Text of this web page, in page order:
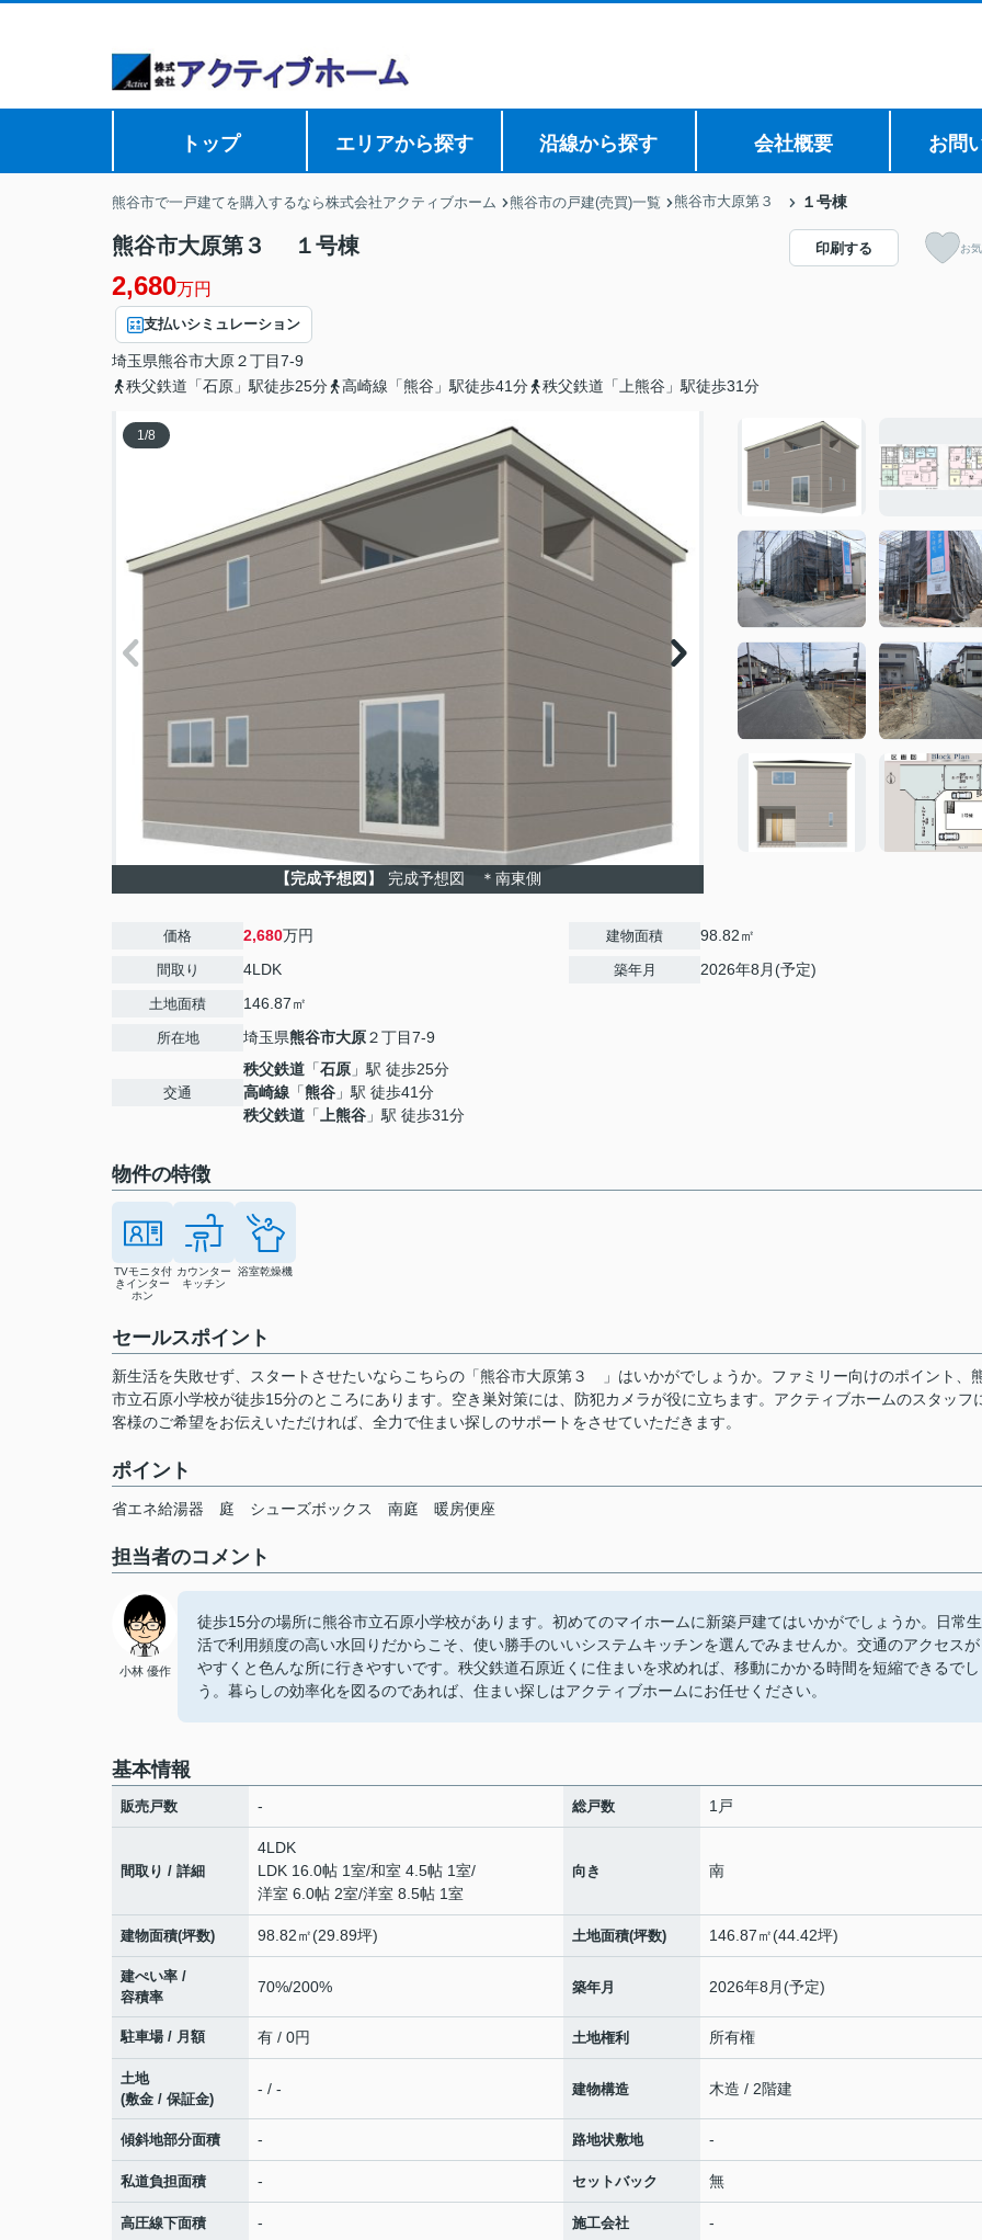
トップ エリアから探す 沿線から探す 会社概要 お問
熊谷市で一戸建てを購入するなら株式会社アクティブホーム 熊谷市の戸建(売買)一覧 熊谷市大原第３ １号棟
熊谷市大原第３ １号棟
2,680万円
支払いシミュレーション
埼玉県熊谷市大原２丁目7-9
秩父鉄道「石原」駅徒歩25分
高崎線「熊谷」駅徒歩41分 秩父鉄道「上熊谷」駅徒歩31分
印刷する お
1/8
【完成予想図】 完成予想図 ＊南東側
価格 2,680万円
間取り 4LDK
土地面積 146.87㎡
所在地 埼玉県熊谷市大原２丁目7-9
交通
秩父鉄道 「石原 」駅 徒歩25分
高崎線 「熊谷 」駅 徒歩41分
秩父鉄道 「 上熊谷 」駅 徒歩31分
建物面積 98.82㎡
築年月 2026年8月(予定)
物件の特徴
TVモニタ付
きインター
ホン
カウンター
キッチン
浴室乾燥機
セールスポイント
新生活を失敗せず、スタートさせたいならこちらの「熊谷市大原第３ 」はいかがでしょうか。ファミリー向けのポイント、
市立石原小学校が徒歩15分のところにあります。空き巣対策には、防犯カメラが役に立ちます。アクティブホームのスタッフ
客様のご希望をお伝えいただければ、全力で住まい探しのサポートをさせていただきます。
ポイント
省エネ給湯器 庭 シューズボックス 南庭 暖房便座
担当者のコメント
小林 優作
徒歩15分の場所に熊谷市立石原小学校があります。初めてのマイホームに新築戸建てはいかがでしょうか。日常生
活で利用頻度の高い水回りだからこそ、使い勝手のいいシステムキッチンを選んでみませんか。交通のアクセス
やすくと色んな所に行きやすいです。秩父鉄道石原近くに住まいを求めれば、移動にかかる時間を短縮できるで
う。暮らしの効率化を図るのであれば、住まい探しはアクティブホームにお任せください。
基本情報
販売戸数 - 総戸数 1戸
間取り / 詳細
4LDK
LDK 16.0帖 1室/和室 4.5帖 1室/
洋室 6.0帖 2室/洋室 8.5帖 1室
向き 南
建物面積(坪数) 98.82㎡(29.89坪) 土地面積(坪数) 146.87㎡(44.42坪)
建ぺい率 /
容積率
70%/200% 築年月 2026年8月(予定)
駐車場 / 月額 有 / 0円 土地権利 所有権
土地
(敷金 / 保証金)
- / - 建物構造 木造 / 2階建
傾斜地部分面積 - 路地状敷地 -
私道負担面積 - セットバック 無
高圧線下面積 - 施工会社 -